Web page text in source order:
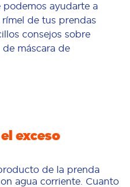
podemos ayudarte a
de tus prendas
consejos sobre
máscara de
exceso
de la prenda
agua corriente. Cuanto